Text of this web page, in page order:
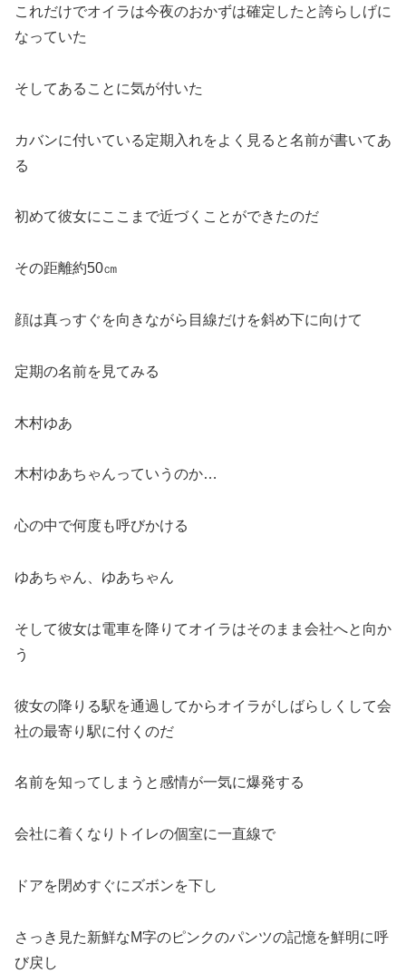
これだけでオイラは今夜のおかずは確定したと誇らしげに
なっていた
そしてあることに気が付いた
カバンに付いている定期入れをよく見ると名前が書いてあ
る
初めて彼女にここまで近づくことができたのだ
その距離約50㎝
顔は真っすぐを向きながら目線だけを斜め下に向けて
定期の名前を見てみる
木村ゆあ
木村ゆあちゃんっていうのか…
心の中で何度も呼びかける
ゆあちゃん、ゆあちゃん
そして彼女は電車を降りてオイラはそのまま会社へと向か
う
彼女の降りる駅を通過してからオイラがしばらしくして会
社の最寄り駅に付くのだ
名前を知ってしまうと感情が一気に爆発する
会社に着くなりトイレの個室に一直線で
ドアを閉めすぐにズボンを下し
さっき見た新鮮なM字のピンクのパンツの記憶を鮮明に呼
び戻し